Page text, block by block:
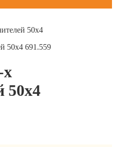
50x4
50x4 691.559
х
50x4